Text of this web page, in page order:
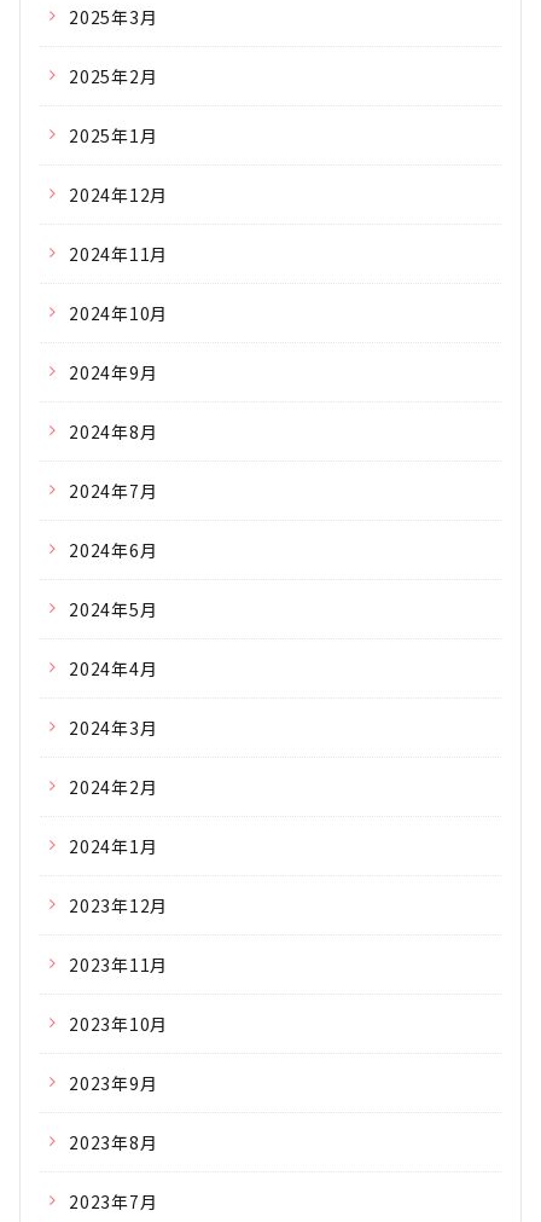
2025年3月
2025年2月
2025年1月
2024年12月
2024年11月
2024年10月
2024年9月
2024年8月
2024年7月
2024年6月
2024年5月
2024年4月
2024年3月
2024年2月
2024年1月
2023年12月
2023年11月
2023年10月
2023年9月
2023年8月
2023年7月